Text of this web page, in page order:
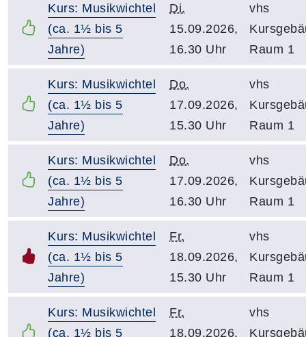
Kurs: Musikwichtel
(ca. 1½ bis 5
Jahre)
Di.
15.09.2026,
16.30 Uhr
vhs
Raum 1
Kurs: Musikwichtel
(ca. 1½ bis 5
Jahre)
Do.
17.09.2026,
15.30 Uhr
vhs
Raum 1
Kurs: Musikwichtel
(ca. 1½ bis 5
Jahre)
Do.
17.09.2026,
16.30 Uhr
vhs
Raum 1
Kurs: Musikwichtel
(ca. 1½ bis 5
Jahre)
Fr.
18.09.2026,
15.30 Uhr
vhs
Raum 1
Kurs: Musikwichtel
(ca. 1½ bis 5
Fr.
18.09.2026,
vhs